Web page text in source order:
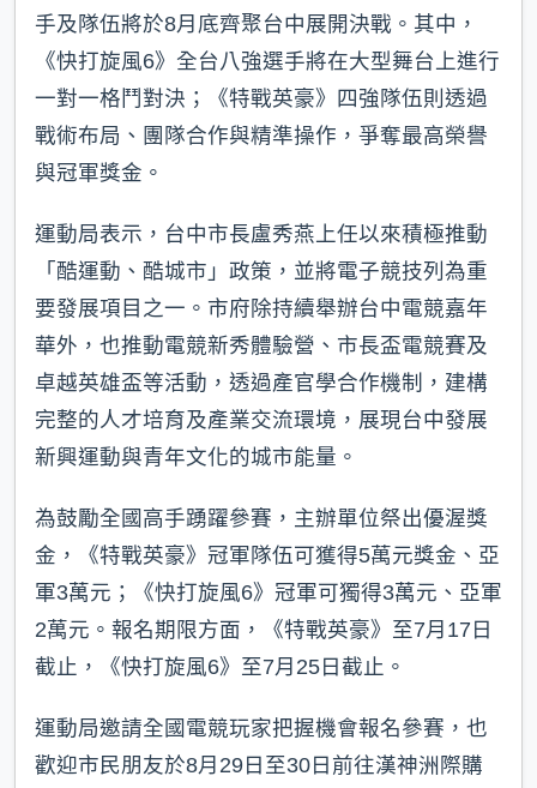
手及隊伍將於8月底齊聚台中展開決戰。其中，
《快打旋風6》全台八強選手將在大型舞台上進行
一對一格鬥對決；《特戰英豪》四強隊伍則透過
戰術布局、團隊合作與精準操作，爭奪最高榮譽
與冠軍獎金。
運動局表示，台中市長盧秀燕上任以來積極推動
「酷運動、酷城市」政策，並將電子競技列為重
要發展項目之一。市府除持續舉辦台中電競嘉年
華外，也推動電競新秀體驗營、市長盃電競賽及
卓越英雄盃等活動，透過產官學合作機制，建構
完整的人才培育及產業交流環境，展現台中發展
新興運動與青年文化的城市能量。
為鼓勵全國高手踴躍參賽，主辦單位祭出優渥獎
金，《特戰英豪》冠軍隊伍可獲得5萬元獎金、亞
軍3萬元；《快打旋風6》冠軍可獨得3萬元、亞軍
2萬元。報名期限方面，《特戰英豪》至7月17日
截止，《快打旋風6》至7月25日截止。
運動局邀請全國電競玩家把握機會報名參賽，也
歡迎市民朋友於8月29日至30日前往漢神洲際購